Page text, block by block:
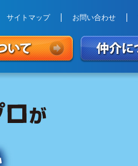
サイトマップ お問い合わせ